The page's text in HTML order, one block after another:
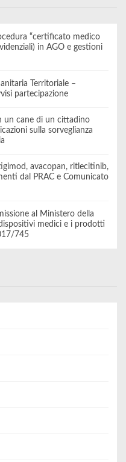
“certificato medico
in AGO e gestioni
Territoriale –
partecipazione
un cane di un cittadino
sulla sorveglianza
avacopan, ritlecitinib,
dal PRAC e Comunicato
al Ministero della
medici e i prodotti
745